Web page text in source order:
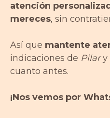
atención
mereces, sin
Así que mantente
indicaciones de Pilary
cuanto antes.
¡Nos vemos por